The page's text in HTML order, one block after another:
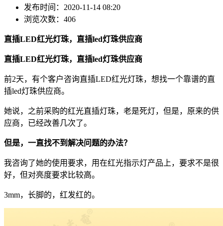
发布时间：2020-11-14 08:20
浏览次数：406
直插LED红光灯珠，直插led灯珠供应商
直插LED红光灯珠，直插led灯珠供应商
前2天，有个客户咨询直插LED红光灯珠，想找一个靠谱的直
插led灯珠供应商。
她说，之前采购的红光直插灯珠，老是死灯，但是，原来的供
应商，已经改善几次了。
但是，一直找不到解决问题的办法？
我咨询了她的使用要求，用在红光指示灯产品上，要求不是很
好，但对亮度要求比较高。
3mm，长脚的，红发红的。